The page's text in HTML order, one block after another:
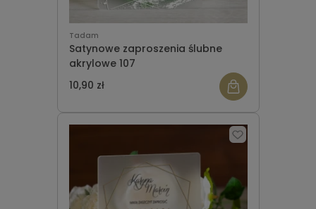
Tadam
Satynowe zaproszenia ślubne
akrylowe 107
10,90 zł